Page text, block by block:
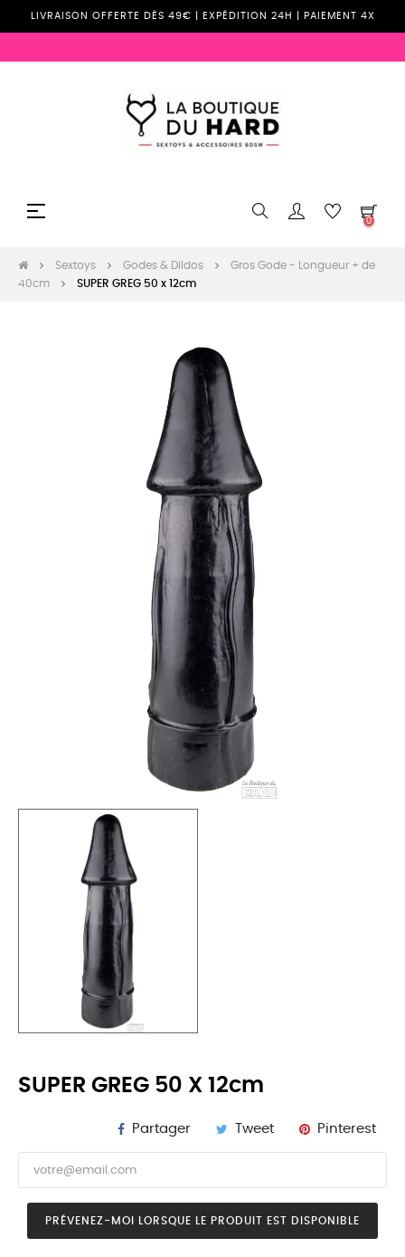
LIVRAISON OFFERTE DÈS 49€ | EXPÉDITION 24H | PAIEMENT 4X
Basculer
☰
0
Sextoys Godes & Dildos
Gros Gode - Longueur + de
40cm
SUPER GREG 50 x 12cm
SUPER GREG 50 X 12cm
Partager Tweet Pinterest
PRÉVENEZ-MOI LORSQUE LE PRODUIT EST DISPONIBLE